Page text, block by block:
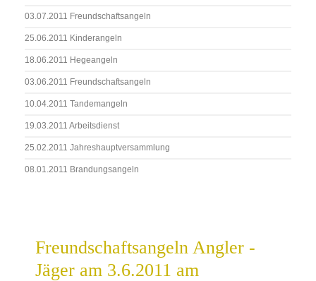
03.07.2011 Freundschaftsangeln
25.06.2011 Kinderangeln
18.06.2011 Hegeangeln
03.06.2011 Freundschaftsangeln
10.04.2011 Tandemangeln
19.03.2011 Arbeitsdienst
25.02.2011 Jahreshauptversammlung
08.01.2011 Brandungsangeln
Freundschaftsangeln Angler -
Jäger am 3.6.2011 am